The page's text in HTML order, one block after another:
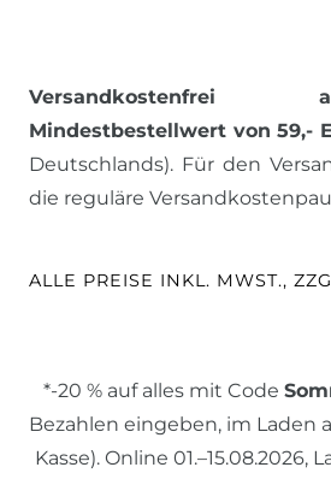
Mindestbestellwert von 59,-
Deutschlands). Für den
die reguläre
ALLE PREISE INKL. MWST.,
*-20 % auf alles mit Code
Bezahlen eingeben, im Laden
Kasse). Online 01.–15.08.2026,